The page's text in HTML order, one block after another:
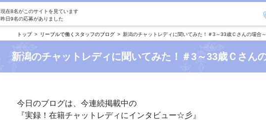
現在8名がこのサイトを見ています
昨日9名の応募がありました
トップ リーブルで働くスタッフのブログ 新潟のチャットレディに聞いてみた！＃3～33歳Ｃさんの場合～
新潟のチャットレディに聞いてみた！＃3～33歳Ｃさん
今日のブログは、今連続掲載中の
『実録！在籍チャットレディにインタビュー☆彡』